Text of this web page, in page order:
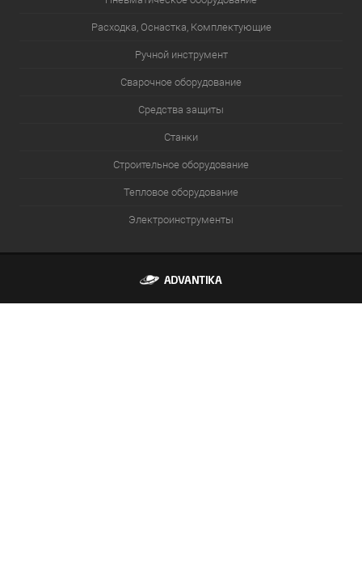
Расходка, Оснастка, Комплектующие
Ручной инструмент
Сварочное оборудование
Средства защиты
Станки
Строительное оборудование
Тепловое оборудование
Электроинструменты